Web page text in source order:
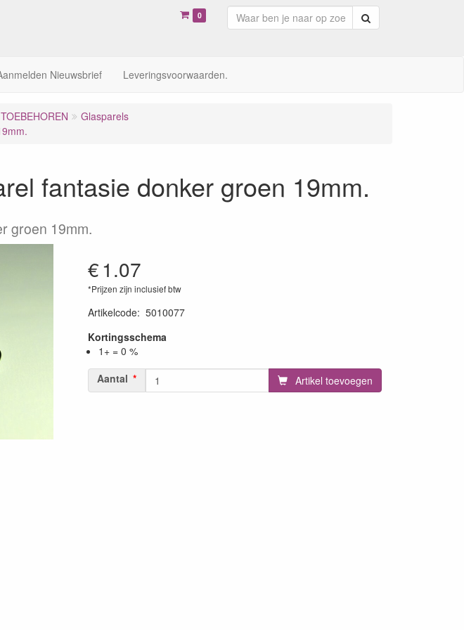
0
Nieuwsbrief Leveringsvoorwaarden.
Glasparels
fantasie donker groen 19mm.
groen 19mm.
€1.07
*Prijzen zijn inclusief btw
Artikelcode: 5010077
Kortingsschema
1+ = 0 %
Aantal
Artikel toevoegen